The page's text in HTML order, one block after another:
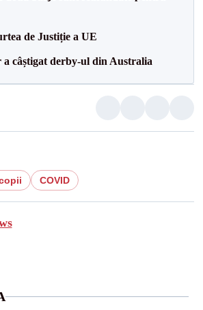
de Justiție a UE
câștigat derby-ul din Australia
COVID